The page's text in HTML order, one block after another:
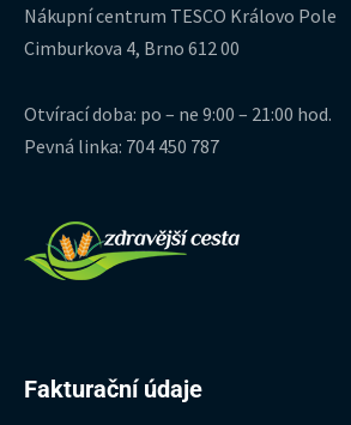
Nákupní centrum TESCO Královo Pole
Cimburkova 4, Brno 612 00
Otvírací doba: po – ne 9:00 – 21:00 hod.
Pevná linka: 704 450 787
Fakturační údaje